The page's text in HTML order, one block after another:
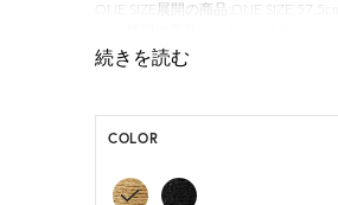
ONE SIZE展開の商品:ONE SIZE 57.5cm
HAT BOX(有償 GIFT BOX）対象商品
COLOR